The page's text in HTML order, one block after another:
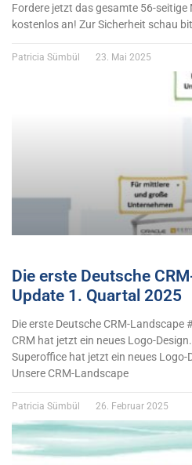
Fordere jetzt das gesamte 56-seitige
kostenlos an! Zur Sicherheit schau
Patricia Sümbül 23. Mai 2025
Die erste Deutsche
Update 1. Quartal 2025
Die erste Deutsche CRM-
CRM hat jetzt ein neues Logo-
Superoffice hat jetzt ein neues
Unsere CRM-Landscape
Patricia Sümbül 26. Februar 2025